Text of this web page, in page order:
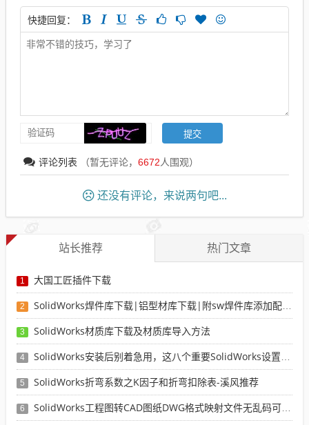
快捷回复：
评论列表 （暂无评论， 6672人围观）
还没有评论，来说两句吧...
站长推荐 热门文章
1 大国工匠插件下载
2 SolidWorks焊件库下载|铝型材库下载|附sw焊件库添加配置使用教程
3 SolidWorks材质库下载及材质库导入方法
4 SolidWorks安装后别着急用，这八个重要SolidWorks设置可以提高你的画图效率
5 SolidWorks折弯系数之K因子和折弯扣除表-溪风推荐
6 SolidWorks工程图转CAD图纸DWG格式映射文件无乱码可分层-溪风亲测推荐